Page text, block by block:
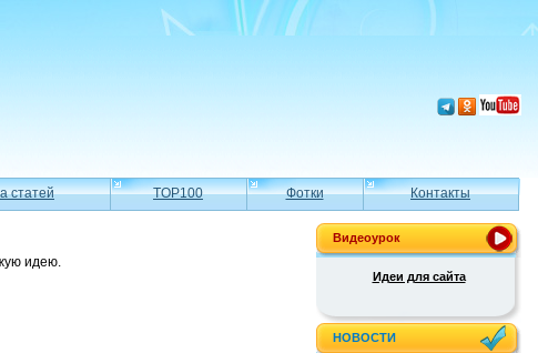
статей TOP100 Фотки Контакты
идею.
Видеоурок
Идеи для сайта
НОВОСТИ